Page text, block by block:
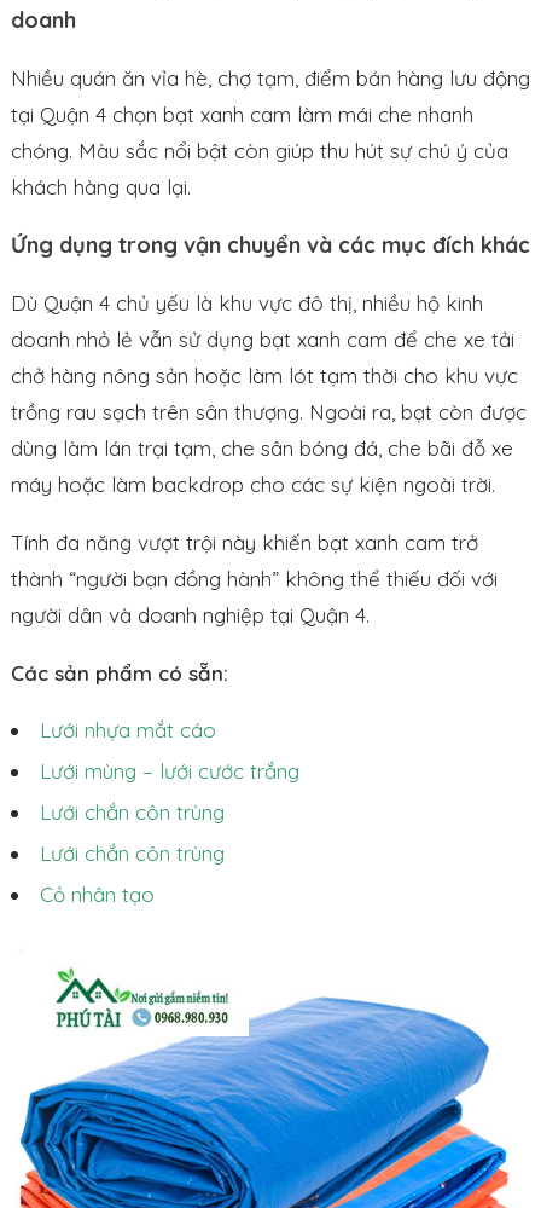
doanh
Nhiều quán ăn vỉa hè, chợ tạm, điểm bán hàng lưu động
tại Quận 4 chọn bạt xanh cam làm mái che nhanh
chóng. Màu sắc nổi bật còn giúp thu hút sự chú ý của
khách hàng qua lại.
Ứng dụng trong vận chuyển và các mục đích khác
Dù Quận 4 chủ yếu là khu vực đô thị, nhiều hộ kinh
doanh nhỏ lẻ vẫn sử dụng bạt xanh cam để che xe tải
chở hàng nông sản hoặc làm lót tạm thời cho khu vực
trồng rau sạch trên sân thượng. Ngoài ra, bạt còn được
dùng làm lán trại tạm, che sân bóng đá, che bãi đỗ xe
máy hoặc làm backdrop cho các sự kiện ngoài trời.
Tính đa năng vượt trội này khiến bạt xanh cam trở
thành “người bạn đồng hành” không thể thiếu đối với
người dân và doanh nghiệp tại Quận 4.
Các sản phẩm có sẵn:
Lưới nhựa mắt cáo
Lưới mùng – lưới cước trắng
Lưới chắn côn trùng
Lưới chắn côn trùng
Cỏ nhân tạo